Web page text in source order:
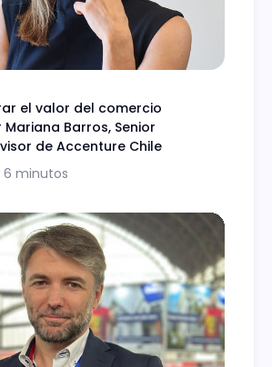
el valor del comercio
Barros, Senior
de Accenture Chile
6 minutos